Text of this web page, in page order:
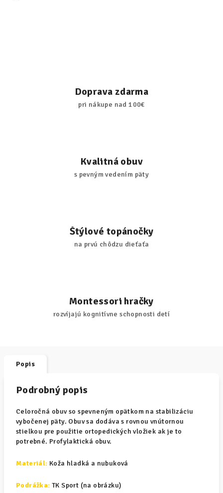
Doprava zdarma
pri nákupe nad 100€
Kvalitná obuv
s pevným vedením päty
Štýlové topánočky
na prvú chôdzu dieťaťa
Montessori hračky
rozvíjajú kognitívne schopnosti detí
Popis
Podrobný popis
Celoročná obuv so spevneným opätkom na stabilizáciu
vybočenej päty. Obuv sa dodáva s rovnou vnútornou
stielkou pre použitie ortopedických vložiek ak je to
potrebné. Profylaktická obuv.
Materiál: Koža hladká a nubuková
Podrážka: TK Sport (na obrázku)